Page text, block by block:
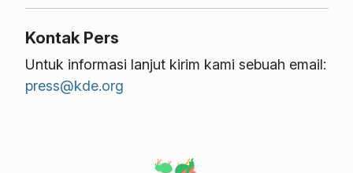
Kontak Pers
Untuk informasi lanjut kirim kami sebuah email:
press@kde.org